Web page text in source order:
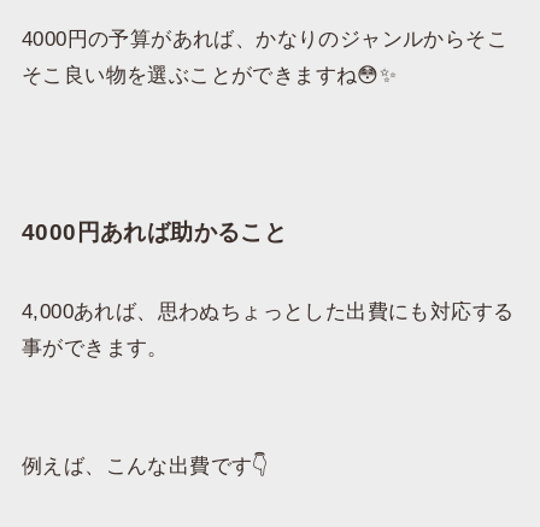
4000円の予算があれば、かなりのジャンルからそこ
そこ良い物を選ぶことができますね😳✨
4000円あれば助かること
4,000あれば、思わぬちょっとした出費にも対応する
事ができます。
例えば、こんな出費です👇